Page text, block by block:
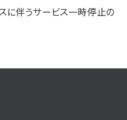
に伴うサービス一時停止の